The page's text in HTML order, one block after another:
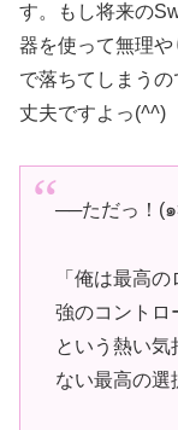
す。もし将来の
器を使って無理
で落ちてしまう
丈夫ですよっ(^^)
──ただっ！(๑
「俺は最高
強のコントロ
という熱い気
ない最高の選